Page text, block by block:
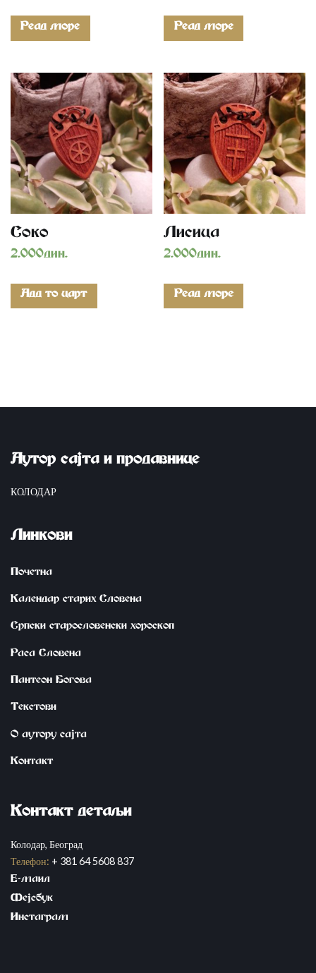
Read more Read more
Soko
2.000дин.
Add to cart
Lisica
2.000дин.
Read more
Аутор сајта и продавнице
КОЛОДАР
Линкови
Почетна
Календар старих Словена
Српски старословенски хороскоп
Раса Словена
Пантеон Богова
Tekstovi
О аутору сајта
Контакт
Kontakt detaqi
Колодар, Београд
Телефон: + 381 64 5608 837
E-mail
Fejsbuk
Instagram